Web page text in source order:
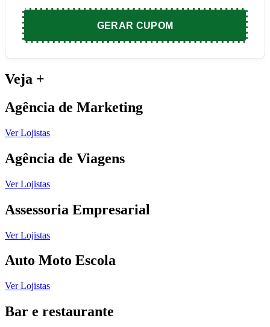
GERAR CUPOM
Veja +
Agência de Marketing
Ver Lojistas
Agência de Viagens
Ver Lojistas
Assessoria Empresarial
Ver Lojistas
Auto Moto Escola
Ver Lojistas
Bar e restaurante